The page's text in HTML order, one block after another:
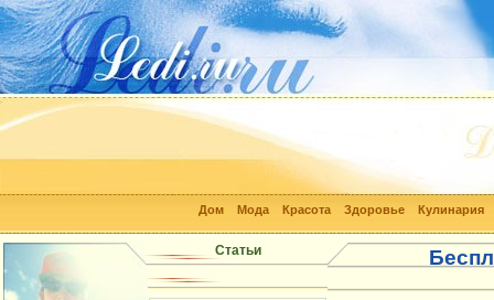
Дом Мода Красота Здоровье Кулинария
Статьи